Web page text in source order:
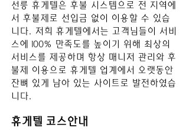
선릉 휴게텔은 후불 시스템으로 전 지역에
서 후불제로 선입금 없이 이용할 수 있습
니다. 저희 휴게텔에서는 고객님들이 서비
스에 100% 만족도를 높이기 위해 최상의
서비스를 제공하며 항상 매니저 관리와 후
불제 이용으로 휴게텔 업계에서 오랫동안
잔뼈 있게 남아 있는 사이트로 발전하였습
니다.
휴게텔 코스안내